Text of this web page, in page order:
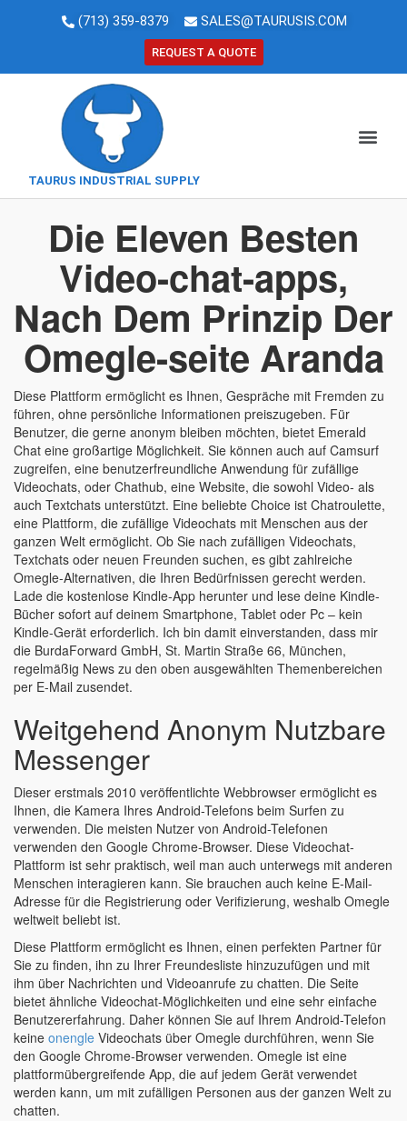
(713) 359-8379 SALES@TAURUSIS.COM
REQUEST A QUOTE
TAURUS INDUSTRIAL SUPPLY
Die Eleven Besten
Video-chat-apps,
Nach Dem Prinzip Der
Omegle-seite Aranda
Diese Plattform ermöglicht es Ihnen, Gespräche mit Fremden zu
führen, ohne persönliche Informationen preiszugeben. Für
Benutzer, die gerne anonym bleiben möchten, bietet Emerald
Chat eine großartige Möglichkeit. Sie können auch auf Camsurf
zugreifen, eine benutzerfreundliche Anwendung für zufällige
Videochats, oder Chathub, eine Website, die sowohl Video- als
auch Textchats unterstützt. Eine beliebte Choice ist Chatroulette,
eine Plattform, die zufällige Videochats mit Menschen aus der
ganzen Welt ermöglicht. Ob Sie nach zufälligen Videochats,
Textchats oder neuen Freunden suchen, es gibt zahlreiche
Omegle-Alternativen, die Ihren Bedürfnissen gerecht werden.
Lade die kostenlose Kindle-App herunter und lese deine Kindle-
Bücher sofort auf deinem Smartphone, Tablet oder Pc – kein
Kindle-Gerät erforderlich. Ich bin damit einverstanden, dass mir
die BurdaForward GmbH, St. Martin Straße 66, München,
regelmäßig News zu den oben ausgewählten Themenbereichen
per E-Mail zusendet.
Weitgehend Anonym Nutzbare
Messenger
Dieser erstmals 2010 veröffentlichte Webbrowser ermöglicht es
Ihnen, die Kamera Ihres Android-Telefons beim Surfen zu
verwenden. Die meisten Nutzer von Android-Telefonen
verwenden den Google Chrome-Browser. Diese Videochat-
Plattform ist sehr praktisch, weil man auch unterwegs mit anderen
Menschen interagieren kann. Sie brauchen auch keine E-Mail-
Adresse für die Registrierung oder Verifizierung, weshalb Omegle
weltweit beliebt ist.
Diese Plattform ermöglicht es Ihnen, einen perfekten Partner für
Sie zu finden, ihn zu Ihrer Freundesliste hinzuzufügen und mit
ihm über Nachrichten und Videoanrufe zu chatten. Die Seite
bietet ähnliche Videochat-Möglichkeiten und eine sehr einfache
Benutzererfahrung. Daher können Sie auf Ihrem Android-Telefon
keine onengle Videochats über Omegle durchführen, wenn Sie
den Google Chrome-Browser verwenden. Omegle ist eine
plattformübergreifende App, die auf jedem Gerät verwendet
werden kann, um mit zufälligen Personen aus der ganzen Welt zu
chatten.